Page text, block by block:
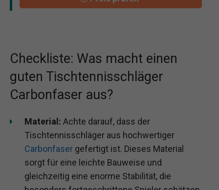
Checkliste: Was macht einen
guten Tischtennisschläger
Carbonfaser aus?
Material: Achte darauf, dass der
Tischtennisschläger aus hochwertiger
Carbonfaser gefertigt ist. Dieses Material
sorgt für eine leichte Bauweise und
gleichzeitig eine enorme Stabilität, die